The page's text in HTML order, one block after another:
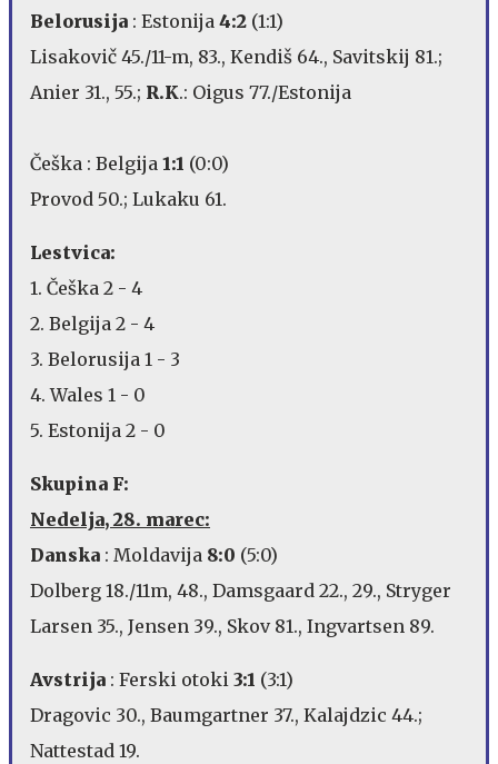
Belorusija : Estonija 4:2 (1:1)
Lisakovič 45./11-m, 83., Kendiš 64., Savitskij 81.;
Anier 31., 55.; R.K.: Oigus 77./Estonija
Češka : Belgija 1:1 (0:0)
Provod 50.; Lukaku 61.
Lestvica:
1. Češka 2 - 4
2. Belgija 2 - 4
3. Belorusija 1 - 3
4. Wales 1 - 0
5. Estonija 2 - 0
Skupina F:
Nedelja, 28. marec:
Danska : Moldavija 8:0 (5:0)
Dolberg 18./11m, 48., Damsgaard 22., 29., Stryger
Larsen 35., Jensen 39., Skov 81., Ingvartsen 89.
Avstrija : Ferski otoki 3:1 (3:1)
Dragovic 30., Baumgartner 37., Kalajdzic 44.;
Nattestad 19.